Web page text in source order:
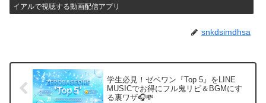
イアルで視聴する動画配信アプリ
snkdsimdhsa
学生必見！ゼベワン『Top 5』をLINE
MUSICでお得にフル鬼リピ＆BGMにす
る裏ワザ🎧💸